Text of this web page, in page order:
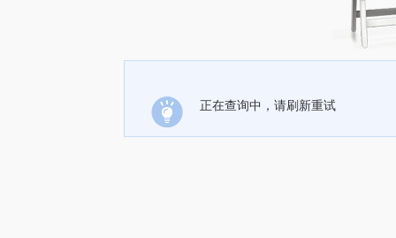
正在查询中，请刷新重试